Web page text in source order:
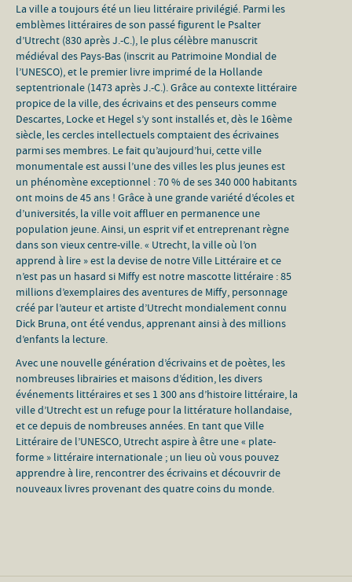
La ville a toujours été un lieu littéraire privilégié. Parmi les
emblèmes littéraires de son passé figurent le Psalter
d’Utrecht (830 après J.-C.), le plus célèbre manuscrit
médiéval des Pays-Bas (inscrit au Patrimoine Mondial de
l’UNESCO), et le premier livre imprimé de la Hollande
septentrionale (1473 après J.-C.). Grâce au contexte littéraire
propice de la ville, des écrivains et des penseurs comme
Descartes, Locke et Hegel s’y sont installés et, dès le 16ème
siècle, les cercles intellectuels comptaient des écrivaines
parmi ses membres. Le fait qu’aujourd’hui, cette ville
monumentale est aussi l’une des villes les plus jeunes est
un phénomène exceptionnel : 70 % de ses 340 000 habitants
ont moins de 45 ans ! Grâce à une grande variété d’écoles et
d’universités, la ville voit affluer en permanence une
population jeune. Ainsi, un esprit vif et entreprenant règne
dans son vieux centre-ville. « Utrecht, la ville où l’on
apprend à lire » est la devise de notre Ville Littéraire et ce
n’est pas un hasard si Miffy est notre mascotte littéraire : 85
millions d’exemplaires des aventures de Miffy, personnage
créé par l’auteur et artiste d’Utrecht mondialement connu
Dick Bruna, ont été vendus, apprenant ainsi à des millions
d’enfants la lecture.
Avec une nouvelle génération d’écrivains et de poètes, les
nombreuses librairies et maisons d’édition, les divers
événements littéraires et ses 1 300 ans d’histoire littéraire, la
ville d’Utrecht est un refuge pour la littérature hollandaise,
et ce depuis de nombreuses années. En tant que Ville
Littéraire de l’UNESCO, Utrecht aspire à être une « plate-
forme » littéraire internationale ; un lieu où vous pouvez
apprendre à lire, rencontrer des écrivains et découvrir de
nouveaux livres provenant des quatre coins du monde.